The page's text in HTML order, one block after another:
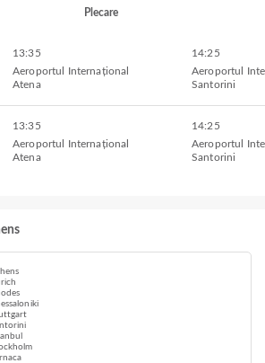
Plecare
13:35
Aeroportul Internațional
Atena
14:25
Aeroportul
Santorini
13:35
Aeroportul Internațional
Atena
14:25
Aeroportul
Santorini